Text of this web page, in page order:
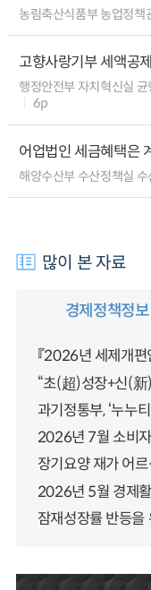
농림축산식품부 농업정책
고향사랑기부 세액공
행정안전부 자치혁신실
6p
어업법인 세금혜택은
해양수산부 수산정책실
많이 본 자료
경제정책정보
『2026년 세제개편
“초(超)성장+신(新
과기정통부, ‘누누
2026년 7월 소비
2026년 5월 경제